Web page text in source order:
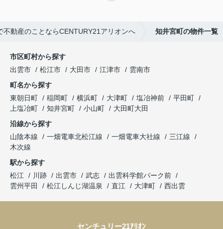
不動産のことならCENTURY21アリオンへ 知井宮町の物件一覧
市区町村から探す
出雲市
松江市 大田市 江津市
雲南市
町名から探す
東朝日町
稲岡町 横浜町 大津町 塩冶神前
平田町
上塩冶町
知井宮町 小山町
大田町大田
沿線から探す
山陰本線
一畑電車北松江線 一畑電車大社線
三江線
木次線
駅から探す
松江
川跡 出雲市 武志
出雲科学館パーク前
雲州平田
松江しんじ湖温泉 直江 大津町 西出雲
センチュリー21ｱﾘｵﾝ